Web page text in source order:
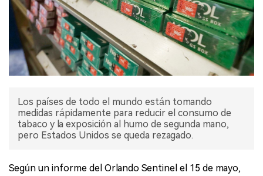
ENTREVISTA
Los países de todo el mundo están tomando
medidas rápidamente para reducir el consumo de
tabaco y la exposición al humo de segunda mano,
pero Estados Unidos se queda rezagado.
Según un informe del Orlando Sentinel el 15 de mayo,